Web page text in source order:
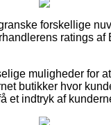
forskellige
ratings
muligheder for
butikker hvor
et indtryk af